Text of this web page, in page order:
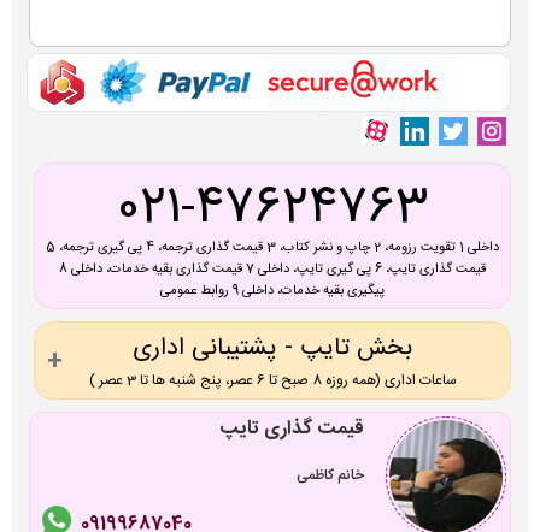
021-47624763
داخلی 1 تقویت رزومه، 2 چاپ و نشر کتاب، 3 قیمت گذاری ترجمه، 4 پی گیری ترجمه، 5
قیمت گذاری تایپ، 6 پی گیری تایپ، داخلی 7 قیمت گذاری بقیه خدمات، داخلی 8
پیگیری بقیه خدمات، داخلی 9 روابط عمومی
بخش تایپ - پشتیبانی اداری
ساعات اداری (همه روزه 8 صبح تا 6 عصر، پنج شنبه ها تا 3 عصر )
قیمت گذاری تایپ
خانم کاظمی
09199687040